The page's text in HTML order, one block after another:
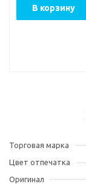
В корзину
Торговая марка
Цвет отпечатка
Оригинал